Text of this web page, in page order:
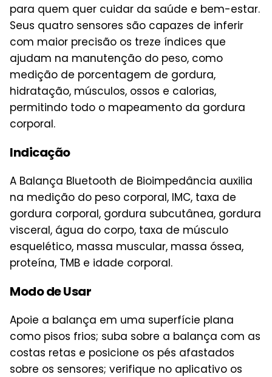
para quem quer cuidar da saúde e bem-estar.
Seus quatro sensores são capazes de inferir
com maior precisão os treze índices que
ajudam na manutenção do peso, como
medição de porcentagem de gordura,
hidratação, músculos, ossos e calorias,
permitindo todo o mapeamento da gordura
corporal.
Indicação
A Balança Bluetooth de Bioimpedância auxilia
na medição do peso corporal, IMC, taxa de
gordura corporal, gordura subcutânea, gordura
visceral, água do corpo, taxa de músculo
esquelético, massa muscular, massa óssea,
proteína, TMB e idade corporal.
Modo de Usar
Apoie a balança em uma superfície plana
como pisos frios; suba sobre a balança com as
costas retas e posicione os pés afastados
sobre os sensores; verifique no aplicativo os